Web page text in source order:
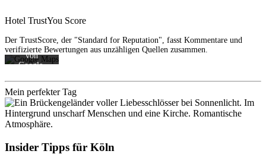
Hotel TrustYou Score
Der TrustScore, der "Standard for Reputation", fasst Kommentare und
verifizierte Bewertungen aus unzähligen Quellen zusammen.
Karte
Sie die
Datenschutzerklärung
von
Google.
erfahren
Karte
laden
Mein perfekter Tag
Insider Tipps für Köln